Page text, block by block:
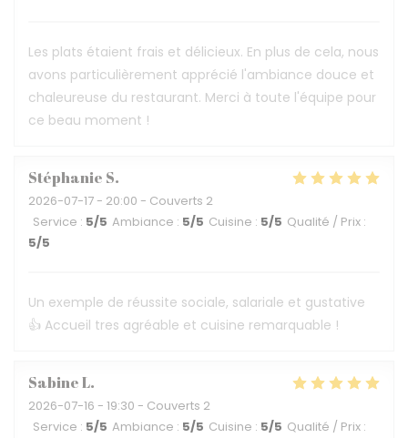
Les plats étaient frais et délicieux. En plus de cela, nous
avons particulièrement apprécié l'ambiance douce et
chaleureuse du restaurant. Merci à toute l'équipe pour
ce beau moment !
Stéphanie S
2026-07-17 - 20:00 - Couverts 2
Service : 5/5 Ambiance : 5/5 Cuisine : 5/5 Qualité / Prix :
5/5
Un exemple de réussite sociale, salariale et gustative
👍 Accueil tres agréable et cuisine remarquable !
SabineL
2026-07-16 - 19:30 - Couverts 2
Service : 5/5 Ambiance : 5/5 Cuisine : 5/5 Qualité / Prix :